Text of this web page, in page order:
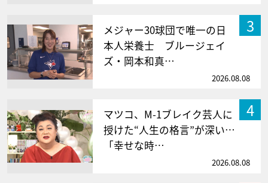
3
メジャー30球団で唯一の日
本人栄養士 ブルージェイ
ズ・岡本和真…
2026.08.08
4
マツコ、M-1ブレイク芸人に
授けた“人生の格言”が深い…
「幸せな時…
2026.08.08